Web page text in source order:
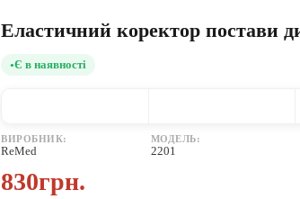
Еластичний коректор постави
Є в наявності
ВИРОБНИК:
ReMed
МОДЕЛЬ:
2201
830грн.